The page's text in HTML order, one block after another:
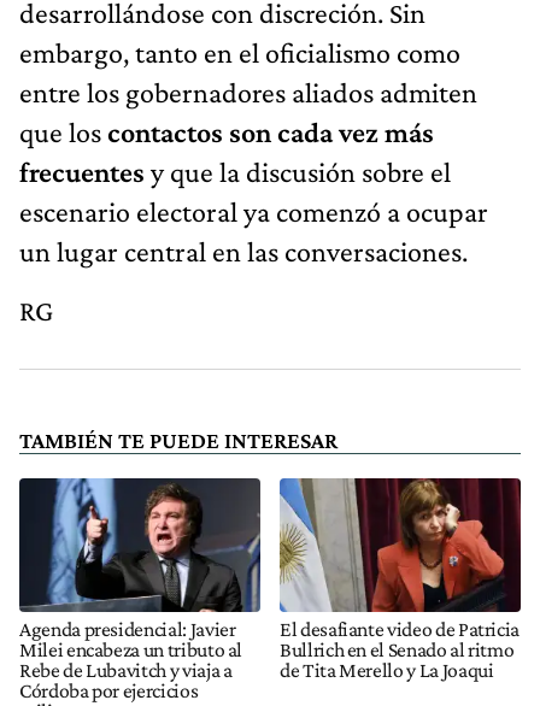
desarrollándose con discreción. Sin
embargo, tanto en el oficialismo como
entre los gobernadores aliados admiten
que loscontactos son cada vez más
frecuentes y que la discusión sobre el
escenario electoral ya comenzó a ocupar
un lugar central en las conversaciones.
RG
TAMBIÉN TE PUEDE INTERESAR
Agenda presidencial: Javier
Milei encabeza un tributo al
Rebe de Lubavitch y viaja a
Córdoba por ejercicios
El desafiante video de Patricia
Bullrich en el Senado al ritmo
de Tita Merello y La Joaqui